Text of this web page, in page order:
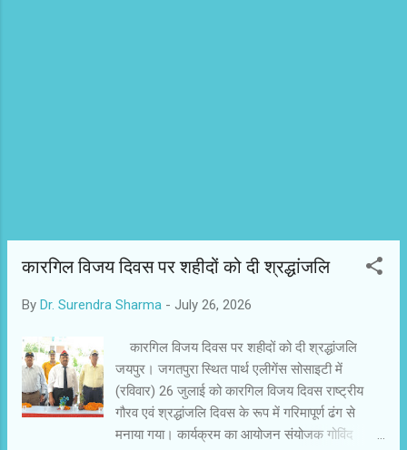
कारगिल विजय दिवस पर शहीदों को दी श्रद्धांजलि
By Dr. Surendra Sharma - July 26, 2026
कारगिल विजय दिवस पर शहीदों को दी श्रद्धांजलि
जयपुर। जगतपुरा स्थित पार्थ एलीगेंस सोसाइटी में
(रविवार) 26 जुलाई को कारगिल विजय दिवस राष्ट्रीय
गौरव एवं श्रद्धांजलि दिवस के रूप में गरिमापूर्ण ढंग से
मनाया गया। कार्यक्रम का आयोजन संयोजक गोविंद